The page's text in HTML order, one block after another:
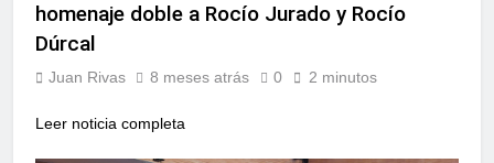
homenaje doble a Rocío Jurado y Rocío
Dúrcal
Juan Rivas 8 meses atrás 0 2 minutos
Leer noticia completa